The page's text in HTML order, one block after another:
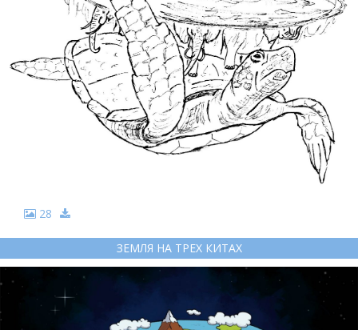
28
ЗЕМЛЯ НА ТРЕХ КИТАХ